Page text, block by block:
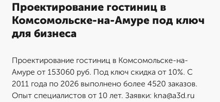
Проектирование гостиниц в
Комсомольске-на-Амуре под ключ
для бизнеса
Проектирование гостиниц в Комсомольске-на-
Амуре от 153060 руб. Под ключ скидка от 10%. С
2011 года по 2026 выполнено более 4520 заказов.
Опыт специалистов от 10 лет. Заявки: kna@a3d.ru